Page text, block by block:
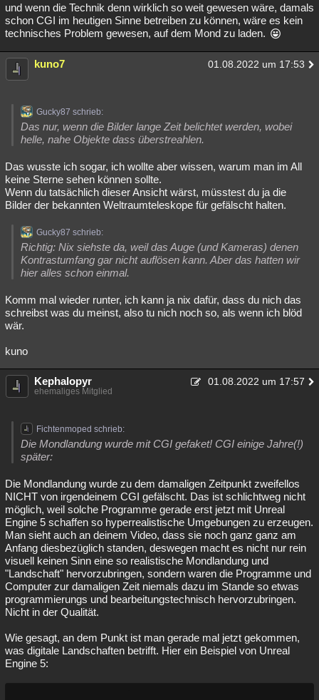
und wenn die Technik denn wirklich so weit gewesen wäre, damals
schon CGI im heutigen Sinne betreiben zu können, wäre es kein
technisches Problem gewesen, auf dem Mond zu laden.
kuno7 01.08.2022 um 17:53
Gucky87 schrieb:
Das nur, wenn die Bilder lange Zeit belichtet werden, wobei
helle, nahe Objekte dass überstreahlen.
Das wusste ich sogar, ich wollte aber wissen, warum man im All
keine Sterne sehen können sollte.
Wenn du tatsächlich dieser Ansicht wärst, müsstest du ja die
Bilder der bekannten Weltraumteleskope für gefälscht halten.
Gucky87 schrieb:
Richtig: Nix siehste da, weil das Auge (und Kameras) denen
Kontrastumfang gar nicht auflösen kann. Aber das hatten wir
hier alles schon einmal.
Komm mal wieder runter, ich kann ja nix dafür, dass du nich das
schreibst was du meinst, also tu nich noch so, als wenn ich blöd
wär.
kuno
Kephalopyr 01.08.2022 um 17:57
ehemaliges Mitglied
Fichtenmoped schrieb:
Die Mondlandung wurde mit CGI gefaket! CGI einige Jahre(!)
später:
Die Mondlandung wurde zu dem damaligen Zeitpunkt zweifellos
NICHT von irgendeinem CGI gefälscht. Das ist schlichtweg nicht
möglich, weil solche Programme gerade erst jetzt mit Unreal
Engine 5 schaffen so hyperrealistische Umgebungen zu erzeugen.
Man sieht auch an deinem Video, dass sie noch ganz ganz am
Anfang diesbezüglich standen, deswegen macht es nicht nur rein
visuell keinen Sinn eine so realistische Mondlandung und
"Landschaft" hervorzubringen, sondern waren die Programme und
Computer zur damaligen Zeit niemals dazu im Stande so etwas
programmierungs und bearbeitungstechnisch hervorzubringen.
Nicht in der Qualität.
Wie gesagt, an dem Punkt ist man gerade mal jetzt gekommen,
was digitale Landschaften betrifft. Hier ein Beispiel von Unreal
Engine 5: